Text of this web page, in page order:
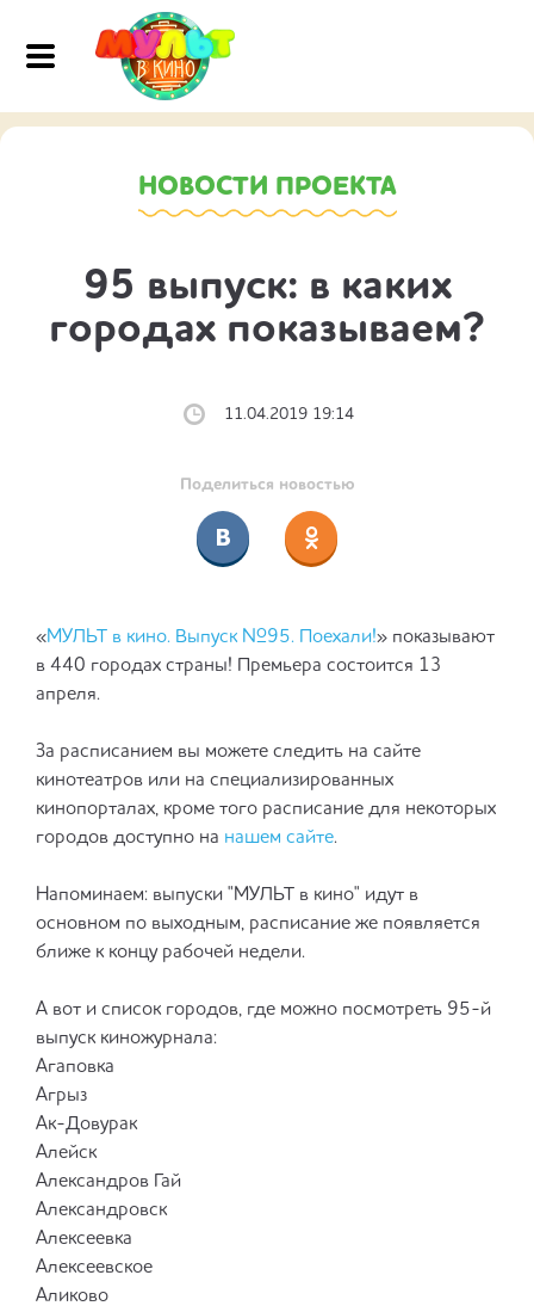
НОВОСТИ ПРОЕКТА
95 выпуск: в каких
городах показываем?
11.04.2019 19:14
Поделиться новостью
«МУЛЬТ в кино. Выпуск №95. Поехали!» показывают
в 440 городах страны! Премьера состоится 13
апреля.
За расписанием вы можете следить на сайте
кинотеатров или на специализированных
кинопорталах, кроме того расписание для некоторых
городов доступно на нашем сайте.
Напоминаем: выпуски "МУЛЬТ в кино" идут в
основном по выходным, расписание же появляется
ближе к концу рабочей недели.
А вот и список городов, где можно посмотреть 95-й
выпуск киножурнала:
Агаповка
Агрыз
Ак-Довурак
Алейск
Александров Гай
Александровск
Алексеевка
Алексеевское
Аликово